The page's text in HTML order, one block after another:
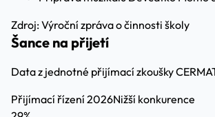
Zdroj: Výroční zpráva o činnosti školy
Šance na přijetí
Data z jednotné přijímací zkoušky
Přijímací řízení 2026Nižší konkurence